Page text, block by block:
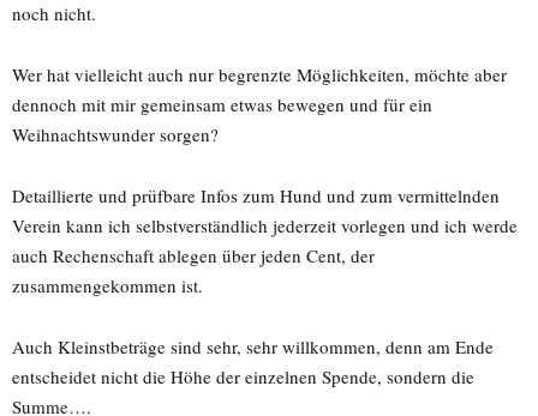
noch nicht.
Wer hat vielleicht auch nur begrenzte Möglichkeiten, möchte aber
dennoch mit mir gemeinsam etwas bewegen und für ein
Weihnachtswunder sorgen?
Detaillierte und prüfbare Infos zum Hund und zum vermittelnden
Verein kann ich selbstverständlich jederzeit vorlegen und ich werde
auch Rechenschaft ablegen über jeden Cent, der
zusammengekommen ist.
Auch Kleinstbeträge sind sehr, sehr willkommen, denn am Ende
entscheidet nicht die Höhe der einzelnen Spende, sondern die
Summe….